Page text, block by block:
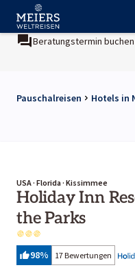
Beratungstermin buchen
Pauschalreisen Hotels in
USA · Florida · Kissimmee
Holiday Inn
the Parks
98% 17 Bewertungen